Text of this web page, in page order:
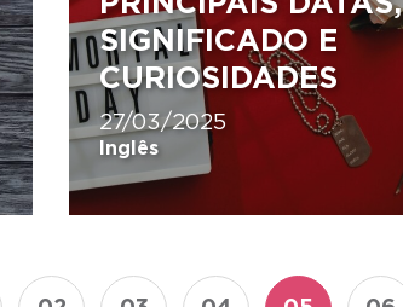
SIGNIFICADO E
CURIOSIDADES
27/03/2025
Inglês